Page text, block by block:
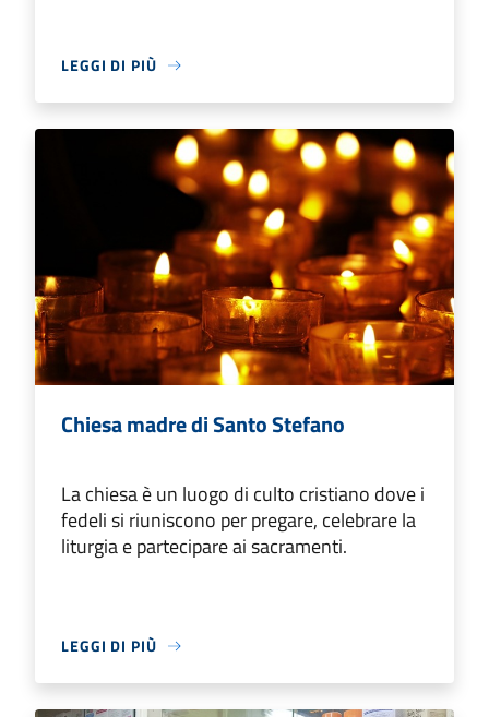
LEGGI DI PIÙ
Chiesa madre di Santo Stefano
La chiesa è un luogo di culto cristiano dove i
fedeli si riuniscono per pregare, celebrare la
liturgia e partecipare ai sacramenti.
LEGGI DI PIÙ